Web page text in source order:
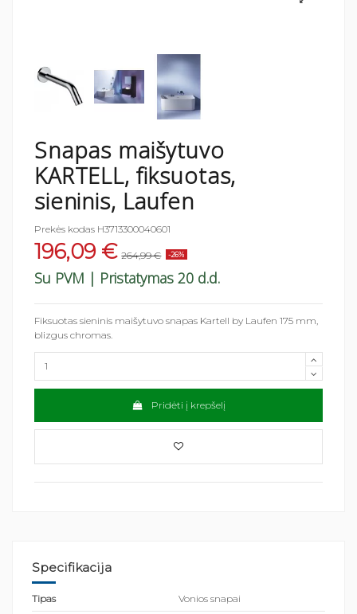
Snapas maišytuvo
KARTELL, fiksuotas,
sieninis, Laufen
Prekės kodas H3713300040601
196,09 € 264,99 € -26%
Su PVM | Pristatymas 20 d.d.
Fiksuotas sieninis maišytuvo snapas Kartell by Laufen 175 mm,
blizgus chromas.
Pridėti į krepšelį
Specifikacija
Tipas Vonios snapai